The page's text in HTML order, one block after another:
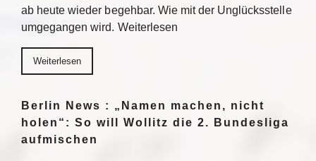
ab heute wieder begehbar. Wie mit der Unglücksstelle
umgegangen wird. Weiterlesen
Weiterlesen
Berlin News : „Namen machen, nicht
holen“: So will Wollitz die 2. Bundesliga
aufmischen